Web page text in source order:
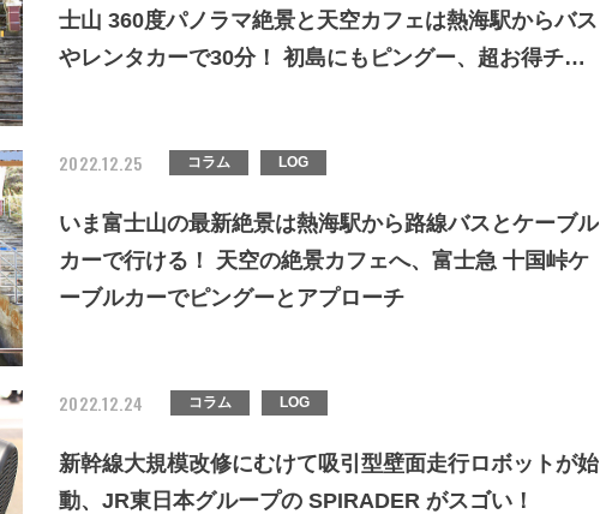
士山 360度パノラマ絶景と天空カフェは熱海駅からバス
やレンタカーで30分！ 初島にもピングー、超お得チケ
2022.12.25 コラム LOG
いま富士山の最新絶景は熱海駅から路線バスとケーブル
カーで行ける！ 天空の絶景カフェへ、富士急 十国峠ケ
ーブルカーでピングーとアプローチ
2022.12.24 コラム LOG
新幹線大規模改修にむけて吸引型壁面走行ロボットが始
動、JR東日本グループの SPIRADER がスゴい！